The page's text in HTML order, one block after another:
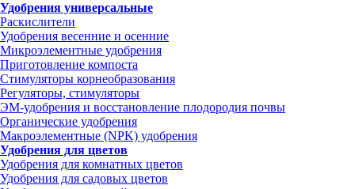
Удобрения универсальные
Раскислители
Удобрения весенние и осенние
Микроэлементные удобрения
Приготовление компоста
Стимуляторы корнеобразования
Регуляторы, стимуляторы
ЭМ-удобрения и восстановление плодородия почвы
Органические удобрения
Макроэлементные (NPK) удобрения
Удобрения для цветов
Удобрения для комнатных цветов
Удобрения для садовых цветов